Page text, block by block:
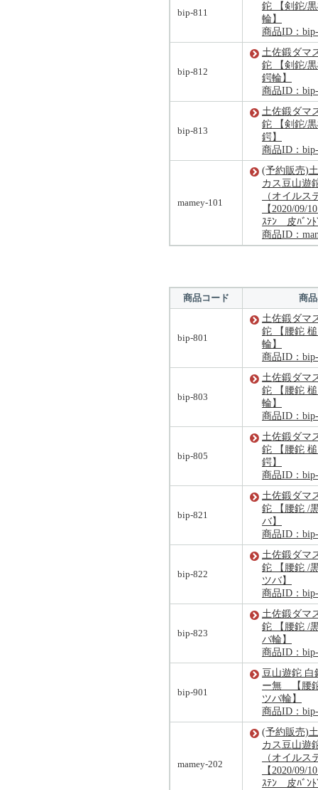
bip-811
鉈 【剣鉈/
輪】
商品ID：
bip-812
土佐鍛ダマ
鉈 【剣鉈/
鍔輪】
商品ID：
bip-813
土佐鍛ダマ
鉈 【剣鉈/
鍔】
商品ID：
mamey-101
(予約販売)
カス豆山
（オイルス
【2020/09/
ｽﾃﾝ 皮ﾊﾞﾝﾄ
商品ID：
商品コード 商
bip-801
土佐鍛ダマ
鉈 【腰鉈
輪】
商品ID：
bip-803
土佐鍛ダマ
鉈 【腰鉈
輪】
商品ID：
bip-805
土佐鍛ダマ
鉈 【腰鉈
鍔】
商品ID：
bip-821
土佐鍛ダマ
鉈 【腰鉈 /
バ】
商品ID：
bip-822
土佐鍛ダマ
鉈 【腰鉈 /
ツバ】
商品ID：
bip-823
土佐鍛ダマ
鉈 【腰鉈 /
バ輪】
商品ID：
bip-901
豆山遊鉈
ー無 【腰
ツバ輪】
商品ID：
mamey-202
(予約販売)
カス豆山
（オイルス
【2020/09/
ｽﾃﾝ 皮ﾊﾞﾝﾄ